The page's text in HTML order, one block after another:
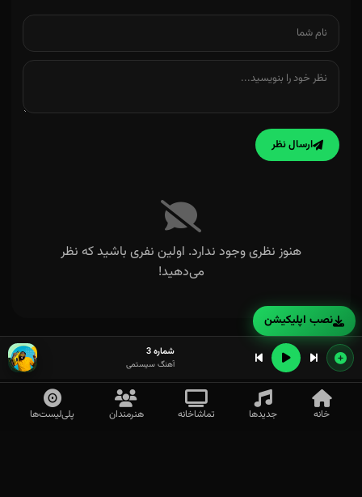
ارسال نظر
هنوز نظری وجود ندارد. اولین نفری باشید که نظر
می‌دهید!
شماره 3
آهنگ سیستمی
خانه جدیدها تماشاخانه هنرمندان پلی‌لیست‌ها
نصب اپلیکیشن